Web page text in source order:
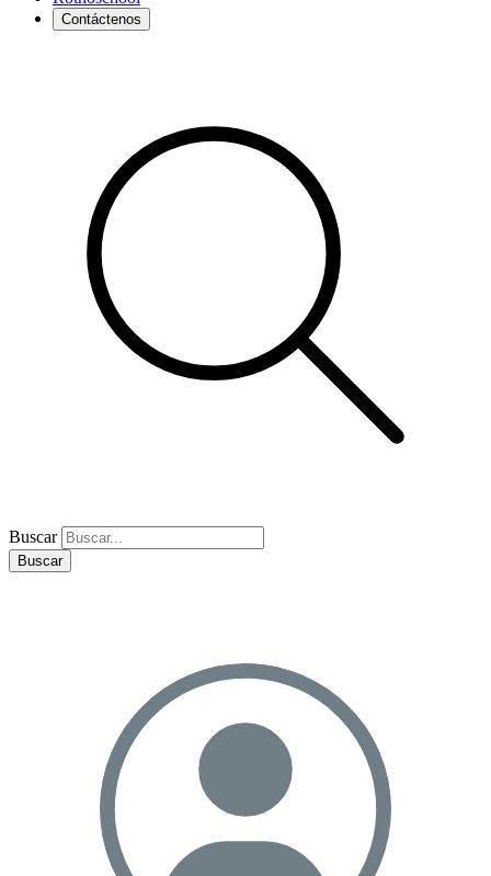
Contáctenos
Buscar
Buscar